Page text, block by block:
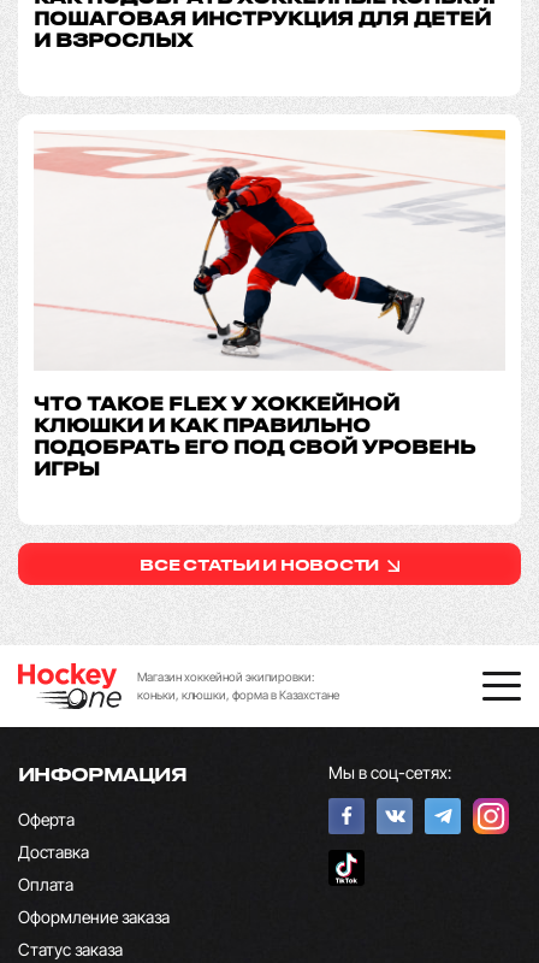
ПОШАГОВАЯ ИНСТРУКЦИЯ ДЛЯ ДЕТЕЙ
И ВЗРОСЛЫХ
ЧТО ТАКОЕ FLEX У ХОККЕЙНОЙ
КЛЮШКИ И КАК ПРАВИЛЬНО
ПОДОБРАТЬ ЕГО ПОД СВОЙ УРОВЕНЬ
ИГРЫ
ВСЕ СТАТЬИ И НОВОСТИ
Магазин хоккейной экипировки:
коньки, клюшки, форма в Казахстане
ИНФОРМАЦИЯ
Оферта
Доставка
Оплата
Оформление заказа
Статус заказа
Мы в соц-сетях: